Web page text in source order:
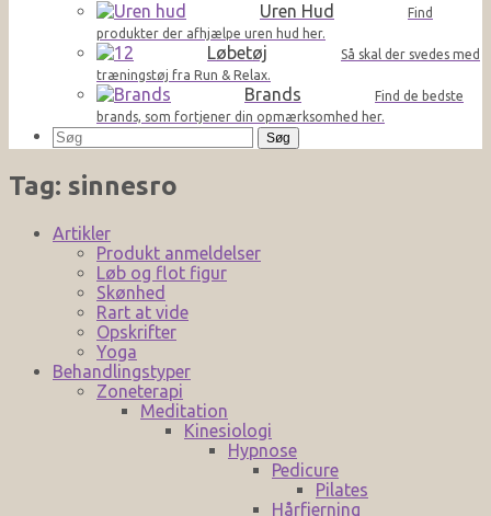
Uren Hud
Find
produkter der afhjælpe uren hud her.
Løbetøj
Så skal der svedes med
træningstøj fra Run & Relax.
Brands
Find de bedste
brands, som fortjener din opmærksomhed her.
Søg
efter:
Tag: sinnesro
Artikler
Produkt anmeldelser
Løb og flot figur
Skønhed
Rart at vide
Opskrifter
Yoga
Behandlingstyper
Zoneterapi
Meditation
Kinesiologi
Hypnose
Pedicure
Pilates
Hårfjerning